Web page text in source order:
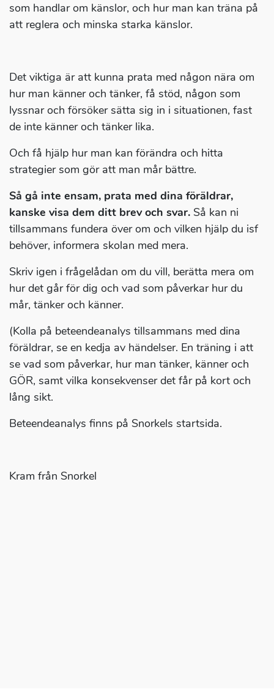
som handlar om känslor, och hur man kan träna på
att reglera och minska starka känslor.
Det viktiga är att kunna prata med någon nära om
hur man känner och tänker, få stöd, någon som
lyssnar och försöker sätta sig in i situationen, fast
de inte känner och tänker lika.
Och få hjälp hur man kan förändra och hitta
strategier som gör att man mår bättre.
Så gå inte ensam, prata med dina föräldrar,
kanske visa dem ditt brev och svar. Så kan ni
tillsammans fundera över om och vilken hjälp du isf
behöver, informera skolan med mera.
Skriv igen i frågelådan om du vill, berätta mera om
hur det går för dig och vad som påverkar hur du
mår, tänker och känner.
(Kolla på beteendeanalys tillsammans med dina
föräldrar, se en kedja av händelser. En träning i att
se vad som påverkar, hur man tänker, känner och
GÖR, samt vilka konsekvenser det får på kort och
lång sikt.
Beteendeanalys finns på Snorkels startsida.
Kram från Snorkel